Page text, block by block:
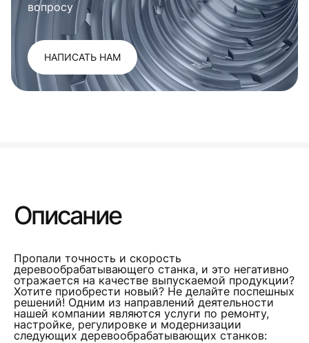
вопросу
НАПИСАТЬ НАМ
Описание
Пропали точность и скорость
деревообрабатывающего станка, и это негативно
отражается на качестве выпускаемой продукции?
Хотите приобрести новый? Не делайте поспешных
решений! Одним из направлений деятельности
нашей компании являются услуги по ремонту,
настройке, регулировке и модернизации
следующих деревообрабатывающих станков: